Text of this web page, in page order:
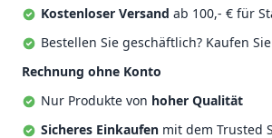
Kostenloser Versand ab 100,- € für
Bestellen Sie geschäftlich? Kaufen
Rechnung ohne Konto
Nur Produkte von hoher Qualität
Sicheres Einkaufen mit dem Trusted